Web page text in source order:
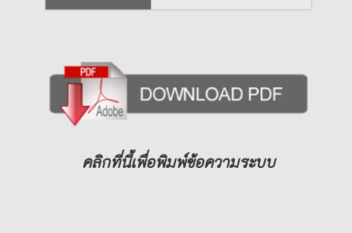
คลิกที่นี้เพื่อพิมพ์ข้อความระบบ